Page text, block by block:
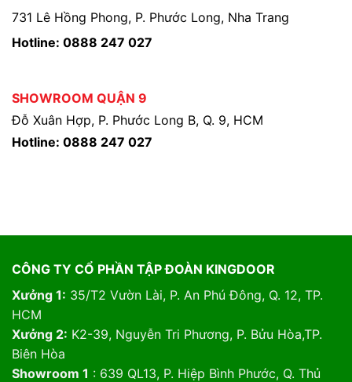
731 Lê Hồng Phong, P. Phước Long, Nha Trang
Hotline: 0888 247 027
SHOWROOM QUẬN 9
Đỗ Xuân Hợp, P. Phước Long B, Q. 9, HCM
Hotline: 0888 247 027
CÔNG TY CỔ PHẦN TẬP ĐOÀN KINGDOOR
Xưởng 1: 35/T2 Vườn Lài, P. An Phú Đông, Q. 12, TP.
HCM
Xưởng 2: K2-39, Nguyễn Tri Phương, P. Bửu Hòa,TP.
Biên Hòa
Showroom 1 : 639 QL13, P. Hiệp Bình Phước, Q. Thủ